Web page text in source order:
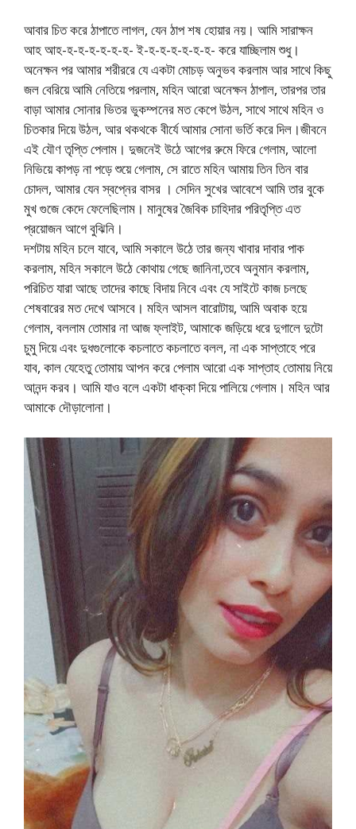
আবার চিত করে ঠাপাতে লাগল, যেন ঠাপ শষ হোয়ার নয়। আমি সারাক্ষন
আহ আহ-হ-হ-হ-হ-হ-হ- ই-হ-হ-হ-হ-হ-হ- করে যাচ্ছিলাম শুধু।
অনেক্ষন পর আমার শরীররে যে একটা মোচড় অনুভব করলাম আর সাথে কিছু
জল বেরিয়ে আমি নেতিয়ে পরলাম, মহিন আরো অনেক্ষন ঠাপাল, তারপর তার
বাড়া আমার সোনার ভিতর ভুকম্পনের মত কেপে উঠল, সাথে সাথে মহিন ও
চিতকার দিয়ে উঠল, আর থকথকে বীর্যে আমার সোনা ভর্তি করে দিল।জীবনে
এই যৌণ তৃপ্তি পেলাম। দুজনেই উঠে আগের রুমে ফিরে গেলাম, আলো
নিভিয়ে কাপড় না পড়ে শুয়ে গেলাম, সে রাতে মহিন আমায় তিন তিন বার
চোদল, আমার যেন স্বপ্নের বাসর । সেদিন সুখের আবেশে আমি তার বুকে
মুখ গুজে কেদে ফেলেছিলাম। মানুষের জৈবিক চাহিদার পরিতৃপ্তি এত
প্রয়োজন আগে বুঝিনি।
দশটায় মহিন চলে যাবে, আমি সকালে উঠে তার জন্য খাবার দাবার পাক
করলাম, মহিন সকালে উঠে কোথায় গেছে জানিনা,তবে অনুমান করলাম,
পরিচিত যারা আছে তাদের কাছে বিদায় নিবে এবং যে সাইটে কাজ চলছে
শেষবারের মত দেখে আসবে। মহিন আসল বারোটায়, আমি অবাক হয়ে
গেলাম, বললাম তোমার না আজ ফ্লাইট, আমাকে জড়িয়ে ধরে দুগালে দুটো
চুমু দিয়ে এবং দুধগুলোকে কচলাতে কচলাতে বলল, না এক সাপ্তাহে পরে
যাব, কাল যেহেতু তোমায় আপন করে পেলাম আরো এক সাপ্তাহ তোমায় নিয়ে
আনন্দ করব। আমি যাও বলে একটা ধাক্কা দিয়ে পালিয়ে গেলাম। মহিন আর
আমাকে দৌড়ালোনা।